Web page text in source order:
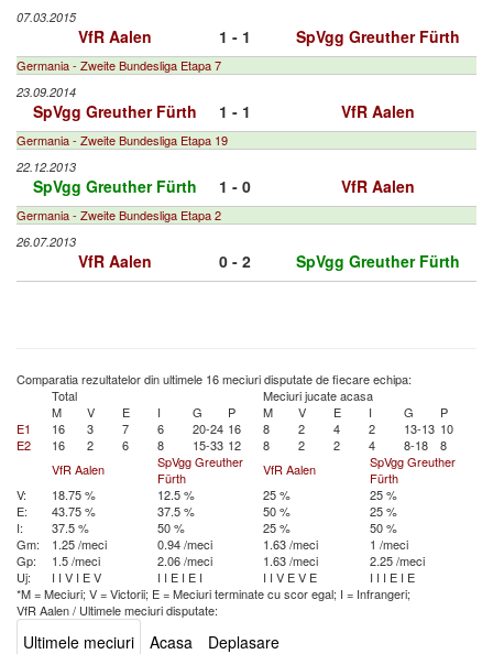
07.03.2015
VfR Aalen 1 - 1 SpVgg Greuther Fürth
Germania - Zweite Bundesliga Etapa 7
23.09.2014
SpVgg Greuther Fürth 1 - 1 VfR Aalen
Germania - Zweite Bundesliga Etapa 19
22.12.2013
SpVgg Greuther Fürth 1 - 0 VfR Aalen
Germania - Zweite Bundesliga Etapa 2
26.07.2013
VfR Aalen 0 - 2 SpVgg Greuther Fürth
Comparatia rezultatelor din ultimele 16 meciuri disputate de fiecare echipa:
Total
Meciuri jucate acasa
M
V E I G P M V E I G
P
E1
16 3 7 6 20-24 16 8 2 4 2 13-13 10
E2
16 2 6 8 15-33 12 8 2 2 4 8-18
8
VfR Aalen
SpVgg Greuther
Fürth
VfR Aalen
SpVgg Greuther
Fürth
V:
18.75 % 12.5 % 25 %
25 %
E:
43.75 % 37.5 % 50 %
25 %
I:
37.5 % 50 % 25 %
50 %
Gm:
1.25 /meci 0.94 /meci 1.63 /meci
1 /meci
Gp:
1.5 /meci 2.06 /meci 1.63 /meci
2.25 /meci
Uj:
I I V I EV I I E I E I I I V EV E I I I E I E
*M = Meciuri; V = Victorii; E = Meciuri terminate cu scor egal; I = Infrangeri;
VfR Aalen/ Ultimele meciuri disputate:
Ultimele meciuri Acasa Deplasare